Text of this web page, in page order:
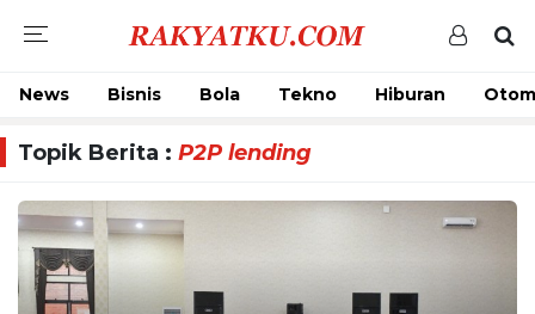
News Bisnis Bola Tekno Hiburan
Topik Berita : P2P lending